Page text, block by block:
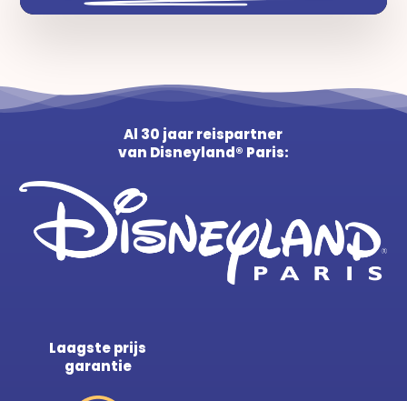
Al 30 jaar reispartner
van Disneyland® Paris:
Laagste prijs
garantie